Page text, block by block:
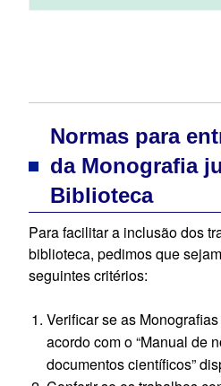
Normas para
da Monografia
Biblioteca
Para facilitar a inclusão dos
biblioteca, pedimos que
seguintes critérios:
Verificar se as
acordo com o “Manual de
documentos científicos”